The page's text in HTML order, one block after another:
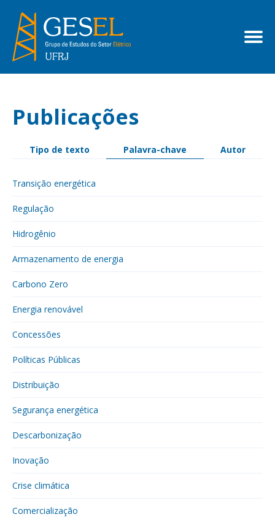
Publicações
Tipo de texto Palavra-chave Autor
Transição energética
Regulação
Hidrogênio
Armazenamento de energia
Carbono Zero
Energia renovável
Concessões
Políticas Públicas
Distribuição
Segurança energética
Descarbonização
Inovação
Crise climática
Comercialização